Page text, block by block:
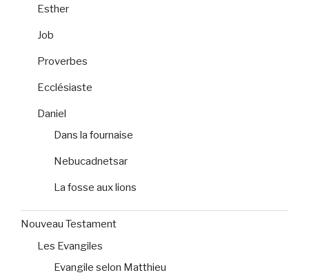
Esther
Job
Proverbes
Ecclésiaste
Daniel
Dans la fournaise
Nebucadnetsar
La fosse aux lions
Nouveau Testament
Les Evangiles
Evangile selon Matthieu